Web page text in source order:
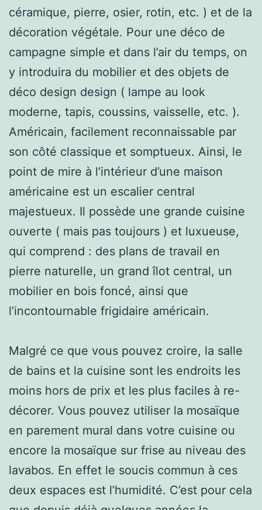
céramique, pierre, osier, rotin, etc. ) et de la
décoration végétale. Pour une déco de
campagne simple et dans l’air du temps, on
y introduira du mobilier et des objets de
déco design design ( lampe au look
moderne, tapis, coussins, vaisselle, etc. ).
Américain, facilement reconnaissable par
son côté classique et somptueux. Ainsi, le
point de mire à l’intérieur d’une maison
américaine est un escalier central
majestueux. Il possède une grande cuisine
ouverte ( mais pas toujours ) et luxueuse,
qui comprend : des plans de travail en
pierre naturelle, un grand îlot central, un
mobilier en bois foncé, ainsi que
l’incontournable frigidaire américain.
Malgré ce que vous pouvez croire, la salle
de bains et la cuisine sont les endroits les
moins hors de prix et les plus faciles à re-
décorer. Vous pouvez utiliser la mosaïque
en parement mural dans votre cuisine ou
encore la mosaïque sur frise au niveau des
lavabos. En effet le soucis commun à ces
deux espaces est l’humidité. C’est pour cela